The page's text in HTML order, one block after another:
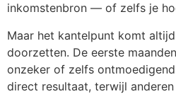
inkomstenbron — of zelfs je
Maar het kantelpunt komt
doorzetten. De eerste
onzeker of zelfs
direct resultaat, terwijl